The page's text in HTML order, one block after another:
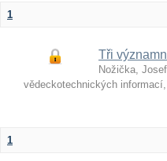
1
Tři
Nožička, Josef
vědeckotechnických
1